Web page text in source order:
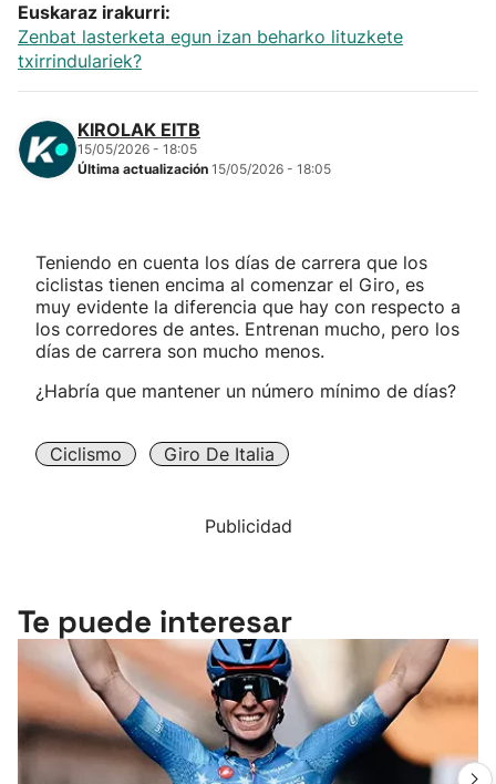
Kirolak 360
Carreras de montaña
"Helmuga"
Euskaraz irakurri:
Zenbat lasterketa egun izan beharko lituzkete
txirrindulariek?
KIROLAK EITB
15/05/2026 - 18:05
Última actualización 15/05/2026 - 18:05
Teniendo en cuenta los días de carrera que los
ciclistas tienen encima al comenzar el Giro, es
muy evidente la diferencia que hay con respecto a
los corredores de antes. Entrenan mucho, pero los
días de carrera son mucho menos.
¿Habría que mantener un número mínimo de días?
Ciclismo Giro De Italia
Publicidad
Te puede interesar